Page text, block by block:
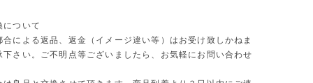
について
合による返品、返金（イメージ違い等）はお受け致しかねま
下さい。ご不明点等ございましたら、お気軽にお問い合わせ